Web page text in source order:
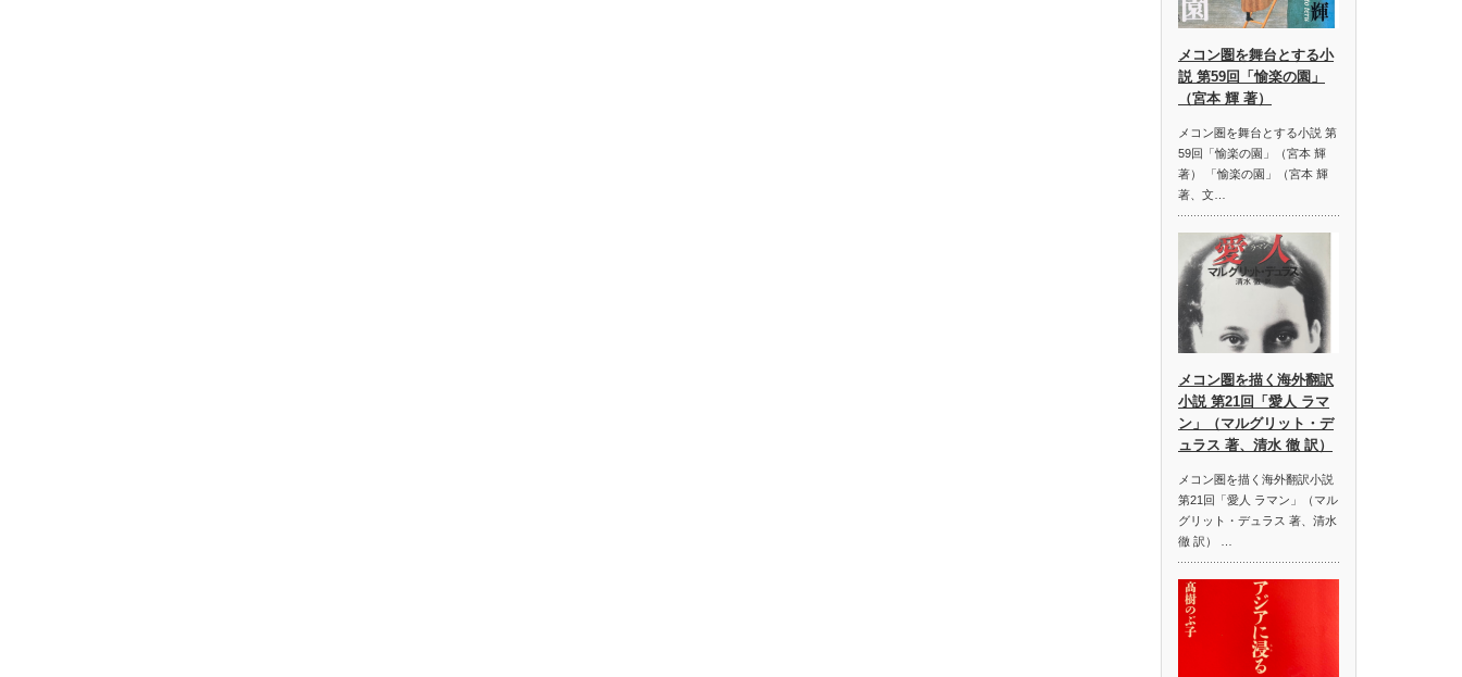
メコン圏を舞台とする小
説 第59回「愉楽の園」
（宮本 輝 著）
メコン圏を舞台とする小説 第
59回「愉楽の園」（宮本 輝
著） 「愉楽の園」（宮本 輝
著、文…
メコン圏を描く海外翻訳
小説 第21回「愛人 ラマ
ン」（マルグリット・デ
ュラス 著、清水 徹 訳）
メコン圏を描く海外翻訳小説
第21回「愛人 ラマン」（マル
グリット・デュラス 著、清水
徹 訳） …